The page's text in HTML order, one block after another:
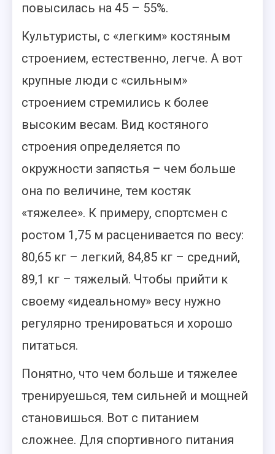
повысилась на 45 – 55%.
Культуристы, с «легким» костяным
строением, естественно, легче. А вот
крупные люди с «сильным»
строением стремились к более
высоким весам. Вид костяного
строения определяется по
окружности запястья – чем больше
она по величине, тем костяк
«тяжелее». К примеру, спортсмен с
ростом 1,75 м расценивается по весу:
80,65 кг – легкий, 84,85 кг – средний,
89,1 кг – тяжелый. Чтобы прийти к
своему «идеальному» весу нужно
регулярно тренироваться и хорошо
питаться.
Понятно, что чем больше и тяжелее
тренируешься, тем сильней и мощней
становишься. Вот с питанием
сложнее. Для спортивного питания